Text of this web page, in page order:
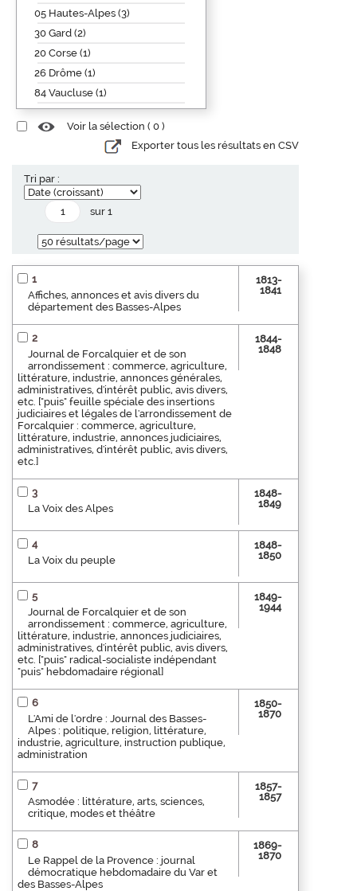
05 Hautes-Alpes (3)
30 Gard (2)
20 Corse (1)
26 Drôme (1)
84 Vaucluse (1)
Voir la sélection ( 0 )
Exporter tous les résultats en CSV
Tri par :
sur 1
1
Affiches, annonces et avis divers du
département des Basses-Alpes
1813-
1841
2
Journal de Forcalquier et de son
arrondissement : commerce, agriculture,
littérature, industrie, annonces générales,
administratives, d'intérêt public, avis divers,
etc. ["puis" feuille spéciale des insertions
judiciaires et légales de l'arrondissement de
Forcalquier : commerce, agriculture,
littérature, industrie, annonces judiciaires,
administratives, d'intérêt public, avis divers,
etc.]
1844-
1848
3
La Voix des Alpes
1848-
1849
4
La Voix du peuple
1848-
1850
5
Journal de Forcalquier et de son
arrondissement : commerce, agriculture,
littérature, industrie, annonces judiciaires,
administratives, d'intérêt public, avis divers,
etc. ["puis" radical-socialiste indépendant
"puis" hebdomadaire régional]
1849-
1944
6
L'Ami de l'ordre : Journal des Basses-
Alpes : politique, religion, littérature,
industrie, agriculture, instruction publique,
administration
1850-
1870
7
Asmodée : littérature, arts, sciences,
critique, modes et théâtre
1857-
1857
8
Le Rappel de la Provence : journal
démocratique hebdomadaire du Var et
des Basses-Alpes
1869-
1870